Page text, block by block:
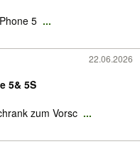
5 ...
22.06.2026
5& 5S
zum Vorsc ...